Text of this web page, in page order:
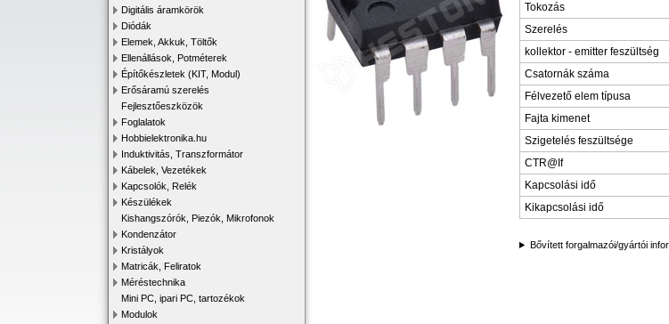
Digitális áramkörök
Diódák
Elemek, Akkuk, Töltők
Ellenállások, Potméterek
Építőkészletek (KIT, Modul)
Erősáramú szerelés
Fejlesztőeszközök
Foglalatok
Hobbielektronika.hu
Induktivitás, Transzformátor
Kábelek, Vezetékek
Kapcsolók, Relék
Készülékek
Kishangszórók, Piezók, Mikrofonok
Kondenzátor
Kristályok
Matricák, Feliratok
Méréstechnika
Mini PC, ipari PC, tartozékok
Modulok
Tokozás
Szerelés
kollektor - emitter feszültség
Csatornák száma
Félvezető elem típusa
Fajta kimenet
Szigetelés feszültsége
CTR@If
Kapcsolási idő
Kikapcsolási idő
Bővített forgalmazói/gyártói